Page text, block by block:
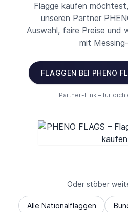
Flagge kaufen
unseren Partner
Auswahl, faire Preise
mit
FLAGGEN BEI PHENO
Partner-Link – für dich
Oder stöber
Alle Nationalflaggen